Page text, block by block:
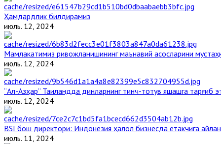
Ҳамдардлик билдирамиз
июль. 12, 2024
Мамлакатимиз ривожланишининг маънавий асосларини
июль. 12, 2024
“Ал-Азҳар” Таиландда динларнинг тинч-тотув яшашга тарғиб
июль. 12, 2024
BSI бош директори: Индонезия ҳалол бизнесда етакчига
июль. 11, 2024